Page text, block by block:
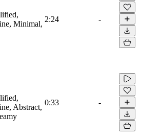
Minimal,
2:24 -
Abstract,
0:33 -